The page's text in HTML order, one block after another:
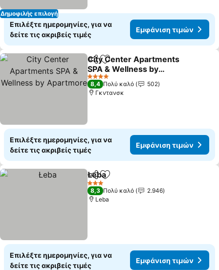
Δημοφιλής επιλογή
Επιλέξτε ημερομηνίες, για να
δείτε τις ακριβείς τιμές
Εμφάνιση τιμών
Κοινοποίηση
Προσθήκη στα αγαπημένα
City Center Apartments
SPA & Wellness by
Apartmore
4 Αστέρια
8,4 Πολύ καλό
502
Γκντανσκ
Επιλέξτε ημερομηνίες, για να
δείτε τις ακριβείς τιμές
Εμφάνιση τιμών
Κοινοποίηση
Προσθήκη στα αγαπημένα
Łeba
3 Αστέρια
8,3 Πολύ καλό
2.946
Leba
Επιλέξτε ημερομηνίες, για να
δείτε τις ακριβείς τιμές
Εμφάνιση τιμών